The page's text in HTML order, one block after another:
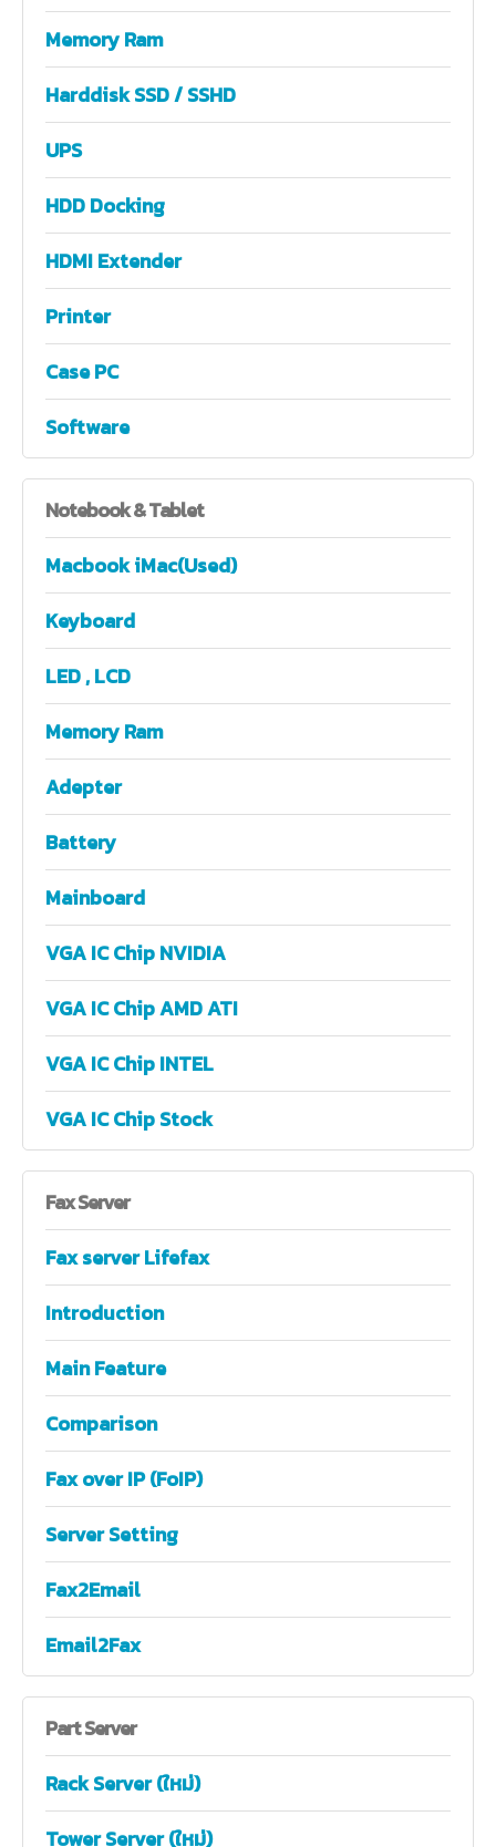
Memory Ram
Harddisk SSD / SSHD
UPS
HDD Docking
HDMI Extender
Printer
Case PC
Software
Notebook& Tablet
Macbook iMac(Used)
Keyboard
LED , LCD
Memory Ram
Adepter
Battery
Mainboard
VGA IC Chip NVIDIA
VGA IC Chip AMD ATI
VGA IC Chip INTEL
VGA IC Chip Stock
FaxServer
Fax server Lifefax
Introduction
Main Feature
Comparison
Fax over IP (FoIP)
Server Setting
Fax2Email
Email2Fax
PartServer
Rack Server (ใหม่)
Tower Server (ใหม่)